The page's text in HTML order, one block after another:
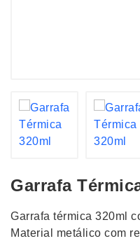
Garrafa
Garrafa térmica 320ml
Material metálico com